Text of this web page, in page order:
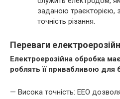
заданою траєкторією,
точність різання.
Переваги
Електроерозійна обробка
роблять її привабливою для
— Висока точність: ЕЕО